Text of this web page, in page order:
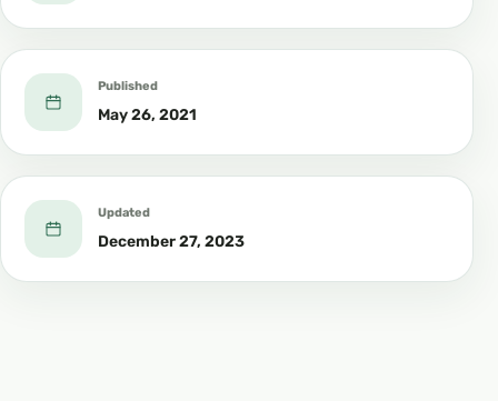
Published
May 26, 2021
Updated
December 27, 2023